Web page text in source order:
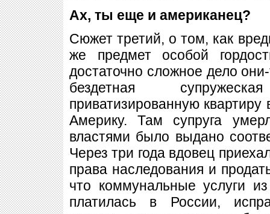
Ах, ты еще и американец?
Сюжет третий, о том, как
же предмет особой
достаточно сложное дело
бездетная
приватизированную
Америку. Там супруга
властями было выдано
Через три года вдовец
права наследования и
что коммунальные услуги
платилась в России,